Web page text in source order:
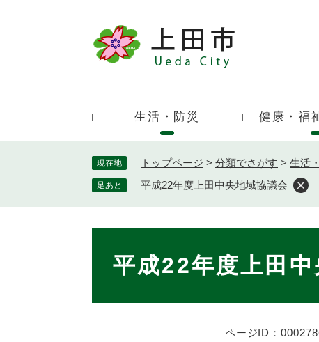
。
ド
生活・防災 健康・福
現在地 トップページ > 分類でさがす > 生活
足あと 平成22年度上田中央地域協議会
平成22年度上田
ページID：